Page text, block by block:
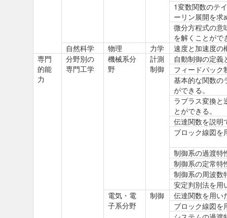
1変数関数のテ
ーリン展開を求
微分方程式の意
を解くことがで
自然科学
物理 力学
速度と加速度の
専門
的能
力
分野別の
専門工学
機械系分
野
計測
制御
自動制御の定義
フィードバック
基本的な関数の
ができる。
ラプラス変換と
とができる。
伝達関数を説明
ブロック線図を
制御系の過渡特
制御系の定常特
制御系の周波数
安定判別法を用
電気・電
子系分野
制御
伝達関数を用い
ブロック線図を